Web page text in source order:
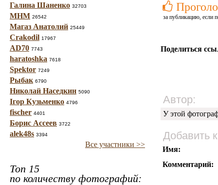
Галина Шаненко 32703
МНМ 26542
Магаз Анатолий 25449
Crakodil 17967
AD70 7743
haratoshka 7618
Spektor 7249
Рыбак 6790
Николай Наседкин 5090
Ігор Кузьменко 4796
fischer 4401
Борис Ассеев 3722
alek48s 3394
Все участники >>
Топ 15
по количеству фотографий:
за публикацию, если
Поделиться
Автор:
У этой
Добавить
Имя:
Комментарий: